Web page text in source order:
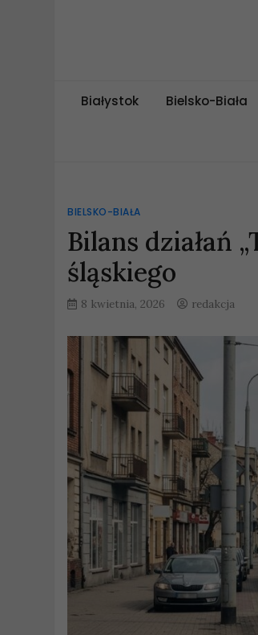
miejskipuls.pl
Białystok Bielsko-Biała
BIELSKO-BIAŁA
Bilans działań
śląskiego
8 kwietnia, 2026 redakcja